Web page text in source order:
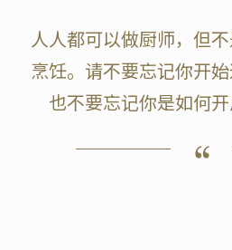
人人都可以做厨师，但
烹饪。请不要忘记你开始
也不要忘记你是如何开